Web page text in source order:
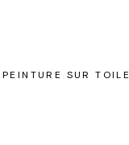
PEINTURE SUR TOILE